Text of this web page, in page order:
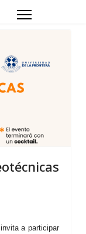
a participar